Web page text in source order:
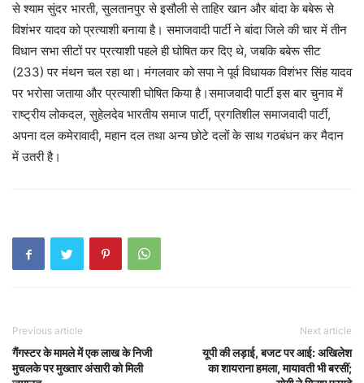
से श्याम सुंदर भारती, सुलतानपुर से इसौली से ताहिर खान और बांदा के बबेरू से
विशंभर यादव को प्रत्याशी बनाया है। समाजवादी पार्टी ने बांदा जिले की चार में तीन
विधान सभा सीटों पर प्रत्याशी पहले ही घोषित कर दिए थे, जबकि बबेरू सीट
(233) पर मंथन चल रहा था। मंगलवार को सपा ने पूर्व विधायक विशंभर सिंह यादव
पर भरोसा जताया और प्रत्याशी घोषित किया है।समाजवादी पार्टी इस बार चुनाव में
राष्ट्रीय लोकदल, सुहेलदेव भारतीय समाज पार्टी, प्रगतिशील समाजवादी पार्टी,
अपना दल कमेरावादी, महान दल तथा अन्य छोटे दलों के साथ गठबंधन कर मैदान
में उतरी है।
Previous article
गैंगस्टर के मामले में एक लाख के निजी
मुचलके पर मुख्तार अंसारी को मिली
Next article
यूपी की लड़ाई, बजट पर आई: अखिलेश
का शायराना हमला, मायावती भी बरसीं;